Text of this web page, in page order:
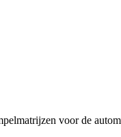
voor de